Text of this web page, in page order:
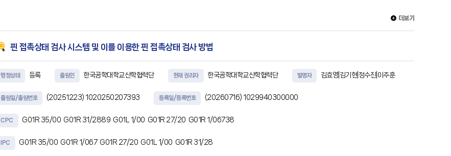
더보기
핀 접촉상태 검사 시스템 및 이를 이용한 핀 접촉상태 검사 방법
행정상태 등록 출원인 한국공학대학교산학협력단 현재 권리자 한국공학대학교산학협력단 발명자 김효영|김기현|정수진|이주훈
출원일/출원번호 (20251223) 1020250207393 등록일/등록번호 (20260716) 1029940300000
CPC G01R 35/00 G01R 31/2889 G01L 1/00 G01R 27/20 G01R 1/06738
IPC G01R 35/00 G01R 1/067 G01R 27/20 G01L 1/00 G01R 31/28